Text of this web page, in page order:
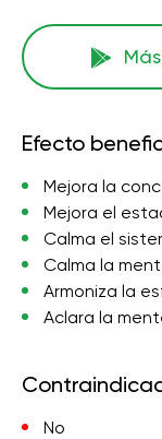
Efecto
Mejora la
Mejora el
Calma el
Calma la
Armoniza la
Aclara la
No